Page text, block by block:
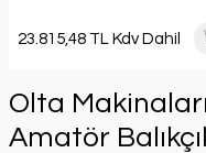
23.815,48 TL Kdv Dahil
Olta
Amatör